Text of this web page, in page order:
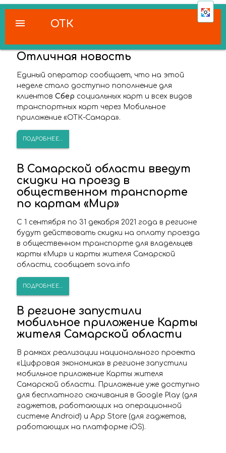
ОТК
menu
Отличная новость
Единый оператор сообщает, что на этой
неделе стало доступно пополнение для
клиентов Сбер социальных карт и всех видов
транспортных карт через Мобильное
приложение «ОТК-Самара».
ПОДРОБНЕЕ...
В Самарской области введут
скидки на проезд в
общественном транспорте
по картам «Мир»
С 1 сентября по 31 декабря 2021 года в регионе
будут действовать скидки на оплату проезда
в общественном транспорте для владельцев
карты «Мир» и карты жителя Самарской
области, сообщает sova.info
ПОДРОБНЕЕ...
В регионе запустили
мобильное приложение Карты
жителя Самарской области
В рамках реализации национального проекта
«Цифровая экономика» в регионе запустили
мобильное приложение Карты жителя
Самарской области. Приложение уже доступно
для бесплатного скачивания в Google Play (для
гаджетов, работающих на операционной
системе Android) и App Store (для гаджетов,
работающих на платформе iOS).